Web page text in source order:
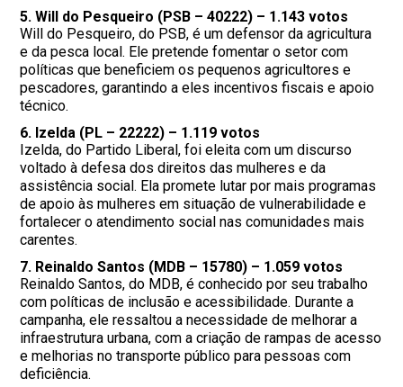
5.Will do Pesqueiro (PSB – 40222) – 1.143 votos
Will do Pesqueiro, do PSB, é um defensor da agricultura
e da pesca local. Ele pretende fomentar o setor com
políticas que beneficiem os pequenos agricultores e
pescadores, garantindo a eles incentivos fiscais e apoio
técnico.
6. Izelda (PL – 22222) – 1.119 votos
Izelda, do Partido Liberal, foi eleita com um discurso
voltado à defesa dos direitos das mulheres e da
assistência social. Ela promete lutar por mais programas
de apoio às mulheres em situação de vulnerabilidade e
fortalecer o atendimento social nas comunidades mais
carentes.
7. Reinaldo Santos (MDB – 15780) – 1.059 votos
Reinaldo Santos, do MDB, é conhecido por seu trabalho
com políticas de inclusão e acessibilidade. Durante a
campanha, ele ressaltou a necessidade de melhorar a
infraestrutura urbana, com a criação de rampas de acesso
e melhorias no transporte público para pessoas com
deficiência.